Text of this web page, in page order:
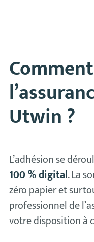
Utwin ?
L’adhésion se
100 % digital. La
zéro papier et
professionnel de
votre disposition à